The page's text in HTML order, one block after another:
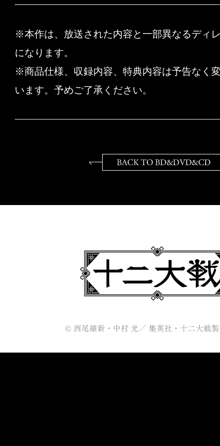
※本作は、放送された内容と一部異なるディ
になります。
※商品仕様、収録内容、特典内容は予告なく
います。予めご了承ください。